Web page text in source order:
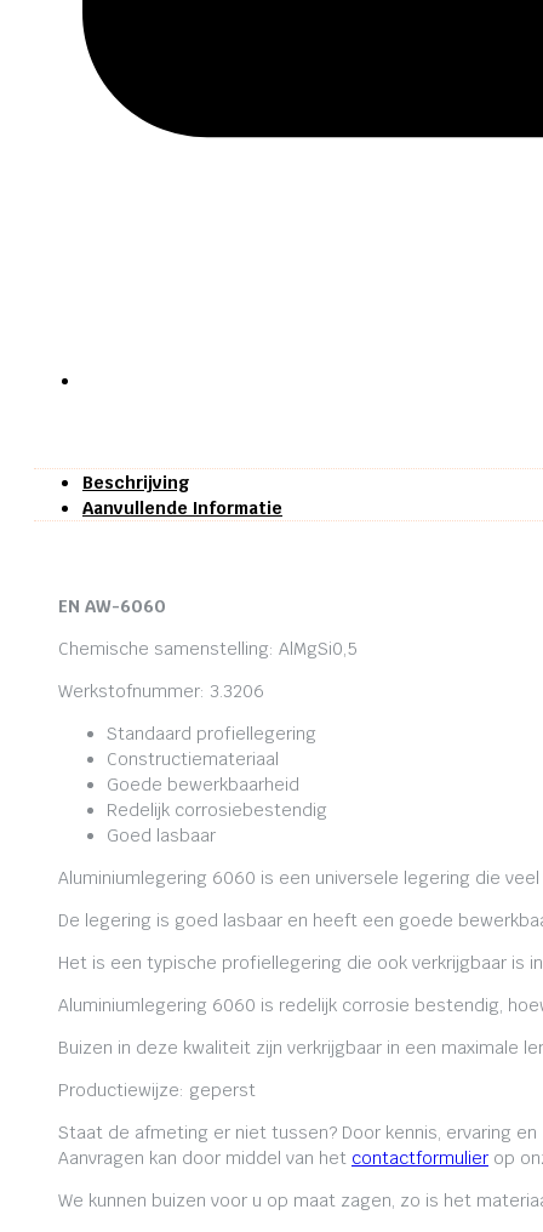
Beschrijving
Aanvullende Informatie
EN AW-6060
Chemische samenstelling: AlMgSi0,5
Werkstofnummer: 3.3206
Standaard profiellegering
Constructiemateriaal
Goede bewerkbaarheid
Redelijk corrosiebestendig
Goed lasbaar
Aluminiumlegering 6060 is een universele legering die
De legering is goed lasbaar en heeft een goede
Het is een typische profiellegering die ook verkrijgbaar is
Aluminiumlegering 6060 is redelijk corrosie bestendig,
Buizen in deze kwaliteit zijn verkrijgbaar in een maximale
Productiewijze: geperst
Staat de afmeting er niet tussen? Door kennis, ervaring
Aanvragen kan door middel van het contactformulier op
We kunnen buizen voor u op maat zagen, zo is het